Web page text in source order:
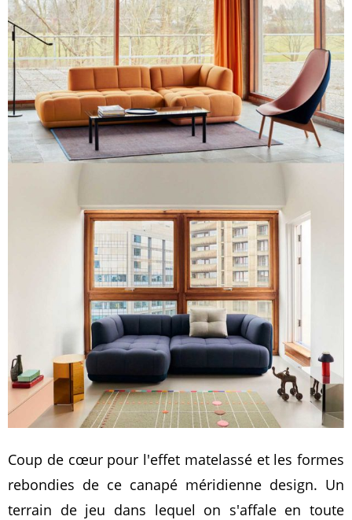
Coup de cœur pour l'effet matelassé et les formes
rebondies de ce canapé méridienne design. Un
terrain de jeu dans lequel on s'affale en toute